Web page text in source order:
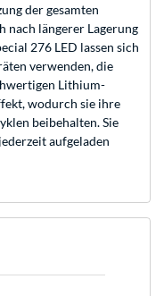
der gesamten
nach längerer Lagerung
276 LED lassen sich
verwenden, die
Lithium-
wodurch sie ihre
beibehalten. Sie
aufgeladen